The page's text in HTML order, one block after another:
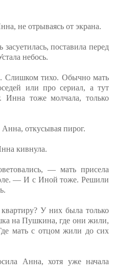
не отрываясь от экрана.
поставила перед
небось.
Слишком тихо. Обычно мать
или про сериал, а тут
Инна тоже молчала, только
откусывая пирог.
кивнула.
— мать присела
— И с Иной тоже. Решили
У них была только
на Пушкина, где они жили,
мать с отцом жили до сих
Анна, хотя уже начала